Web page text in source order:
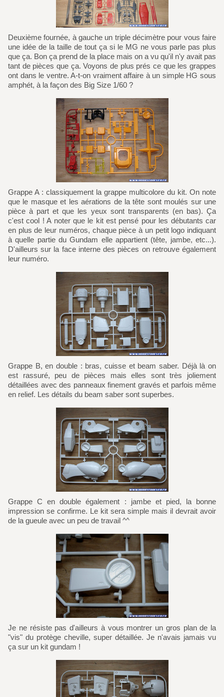
Deuxième fournée, à gauche un triple décimètre pour vous faire
une idée de la taille de tout ça si le MG ne vous parle pas plus
que ça. Bon ça prend de la place mais on a vu qu'il n'y avait pas
tant de pièces que ça. Voyons de plus prés ce que les grappes
ont dans le ventre. A-t-on vraiment affaire à un simple HG sous
amphét, à la façon des Big Size 1/60 ?
Grappe A : classiquement la grappe multicolore du kit. On note
que le masque et les aérations de la tête sont moulés sur une
pièce à part et que les yeux sont transparents (en bas). Ça
c'est cool ! A noter que le kit est pensé pour les débutants car
en plus de leur numéros, chaque pièce à un petit logo indiquant
à quelle partie du Gundam elle appartient (tête, jambe, etc...).
D'ailleurs sur la face interne des pièces on retrouve également
leur numéro.
Grappe B, en double : bras, cuisse et beam saber. Déjà là on
est rassuré, peu de pièces mais elles sont très joliement
détaillées avec des panneaux finement gravés et parfois même
en relief. Les détails du beam saber sont superbes.
Grappe C en double également : jambe et pied, la bonne
impression se confirme. Le kit sera simple mais il devrait avoir
de la gueule avec un peu de travail ^^
Je ne résiste pas d'ailleurs à vous montrer un gros plan de la
"vis" du protège cheville, super détaillée. Je n'avais jamais vu
ça sur un kit gundam !